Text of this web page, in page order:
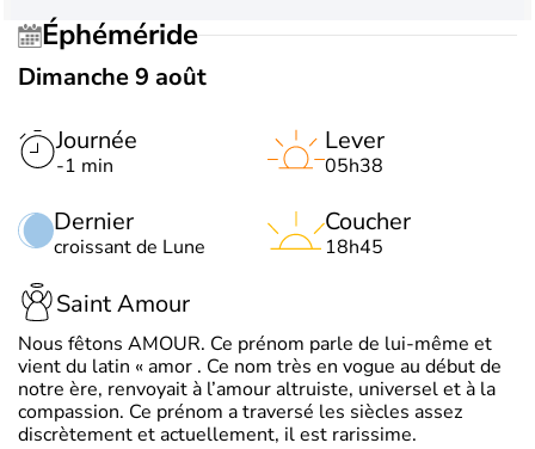
Éphéméride
Dimanche 9 août
Journée
-1 min
Dernier
croissant de Lune
Lever
05h38
Coucher
18h45
Saint Amour
Nous fêtons AMOUR. Ce prénom parle de lui-même et
vient du latin « amor . Ce nom très en vogue au début de
notre ère, renvoyait à l’amour altruiste, universel et à la
compassion. Ce prénom a traversé les siècles assez
discrètement et actuellement, il est rarissime.